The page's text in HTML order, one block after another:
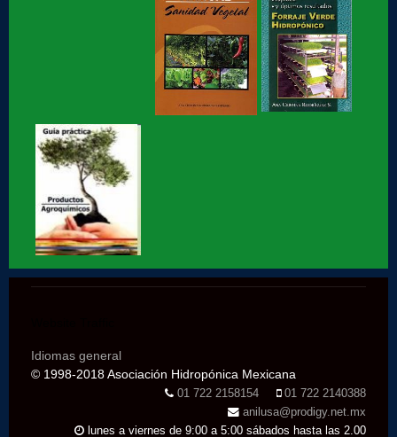
Hidroponia, Breve Historia de loa Hidroponia, en
coordinacion con la...
Hidroponia, centro tecnológico en Hidroponia
Hidroponia lechugas en la cocina
Hidroponia, invernaderos gestionados por la AHM, apoyo
social
Hidroponia en Factor ciencia
Hidroponia historia de éxito parte 1
Hidroponia en marte, entrevista con Jaime Maussan
Idiomas general
© 1998-2018 Asociación Hidropónica Mexicana
01 722 2158154
01 722 2140388
anilusa@prodigy.net.mx
lunes a viernes de 9:00 a 5:00 sábados hasta las 2.00